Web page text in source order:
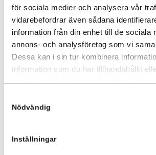
för sociala medier och analysera vår
vidarebefordrar även sådana
information från din enhet till de sociala
annons- och analysföretag som vi
Dessa kan i sin tur kombinera
information som du har tillhandahållit
Nödvändig
Inställningar
2021+
5 620kr
Lägg i varukorg
ProAce